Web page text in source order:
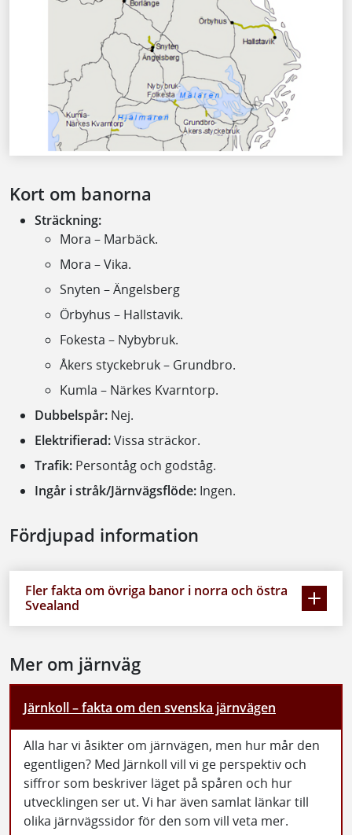
Kort om banorna
Sträckning:
Mora – Marbäck.
Mora – Vika.
Snyten – Ängelsberg
Örbyhus – Hallstavik.
Fokesta – Nybybruk.
Åkers styckebruk – Grundbro.
Kumla – Närkes Kvarntorp.
Dubbelspår: Nej.
Elektrifierad:Vissa sträckor.
Trafik: Persontåg och godståg.
Ingår i stråk/Järnvägsflöde: Ingen.
Fördjupad information
Fler fakta om övriga banor i norra och östra
Svealand
Mer om järnväg
Järnkoll – fakta om den svenska järnvägen
Alla har vi åsikter om järnvägen, men hur mår den
egentligen? Med Järnkoll vill vi ge perspektiv och
siffror som beskriver läget på spåren och hur
utvecklingen ser ut. Vi har även samlat länkar till
olika järnvägssidor för den som vill veta mer.